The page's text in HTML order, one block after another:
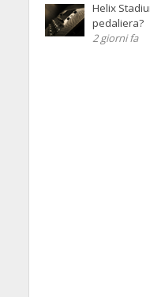
Helix
pedaliera?
2 giorni fa